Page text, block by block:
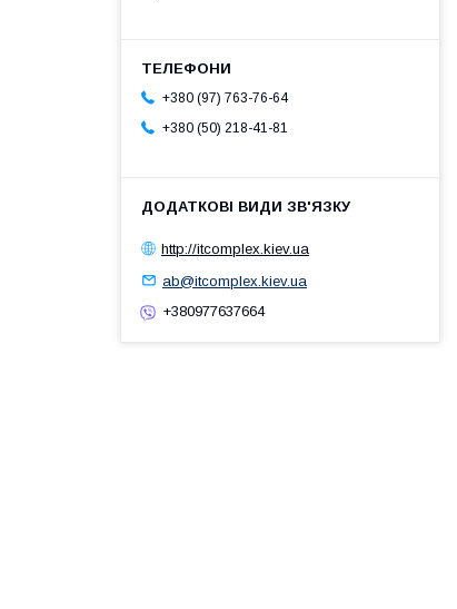
+380 (97) 763-76-64
+380 (50) 218-41-81
http://itcomplex.kiev.ua
ab@itcomplex.kiev.ua
+380977637664